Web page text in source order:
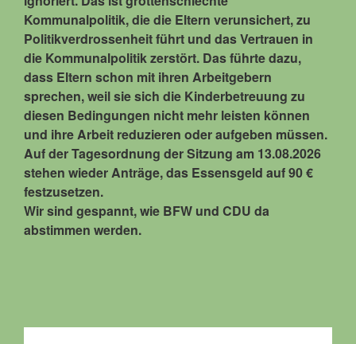
Kommunalpolitik, die die Eltern verunsichert, zu
Politikverdrossenheit führt und das Vertrauen in
die Kommunalpolitik zerstört. Das führte dazu,
dass Eltern schon mit ihren Arbeitgebern
sprechen, weil sie sich die Kinderbetreuung zu
diesen Bedingungen nicht mehr leisten können
und ihre Arbeit reduzieren oder aufgeben müssen.
Auf der Tagesordnung der Sitzung am 13.08.2026
stehen wieder Anträge, das Essensgeld auf 90 €
festzusetzen.
Wir sind gespannt, wie BFW und CDU da
abstimmen werden.